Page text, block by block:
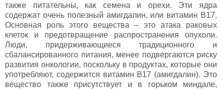
также питательны, как семена и орехи. Эти ядра
содержат очень полезный амигдалин, или витамин В17.
Основная роль этого вещества – это атака раковых
клеток и предотвращение распространения опухоли.
Люди, придерживающиеся традиционного и
сбалансированного питания, менее подвергаются риску
развития онкологии, поскольку в продуктах, которые они
употребляют, содержится витамин В17 (амигдалин). Это
вещество также присутствует и в горьком миндале,